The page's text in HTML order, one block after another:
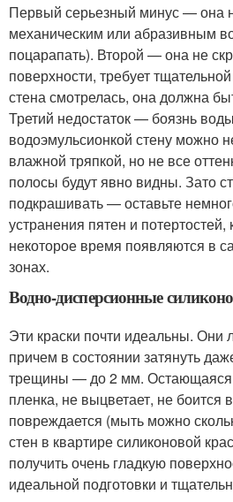
Первый серьезный минус — она
механическим или абразивным
поцарапать). Второй — она не
поверхности, требует
стена смотрелась, она должна
Третий недостаток — боязнь
водоэмульсионкой стену можно
влажной тряпкой, но не все
полосы будут явно видны. Зато
подкрашивать — оставьте
устранения пятен и потертостей,
некоторое время появляются в
зонах.
Водно-дисперсионные
Эти краски почти идеальны. Они
причем в состоянии затянуть
трещины — до 2 мм. Остающаяся
пленка, не выцветает, не боится
повреждается (мыть можно
стен в квартире силиконовой
получить очень гладкую
идеальной подготовки и